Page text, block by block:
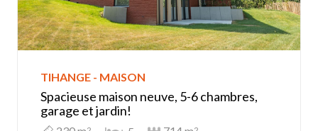
TIHANGE - MAISON
Spacieuse maison neuve, 5-6 chambres,
garage et jardin!